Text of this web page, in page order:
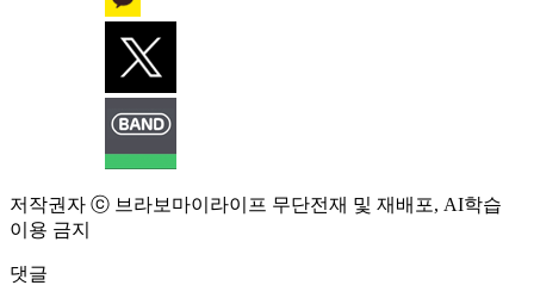
저작권자 ⓒ 브라보마이라이프 무단전재 및 재배포, AI학습
이용 금지
댓글